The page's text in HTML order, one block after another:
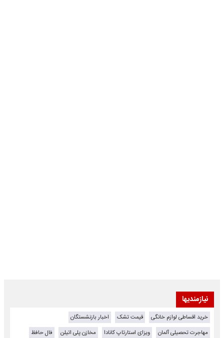
نیازمندیها
خرید اقساطی لوازم خانگی قیمت تشک
اخبار بازنشستگان
مهاجرت تحصیلی آلمان
ویزای استارتاپ کانادا مخازن پلی اتیلن
فال حافظ